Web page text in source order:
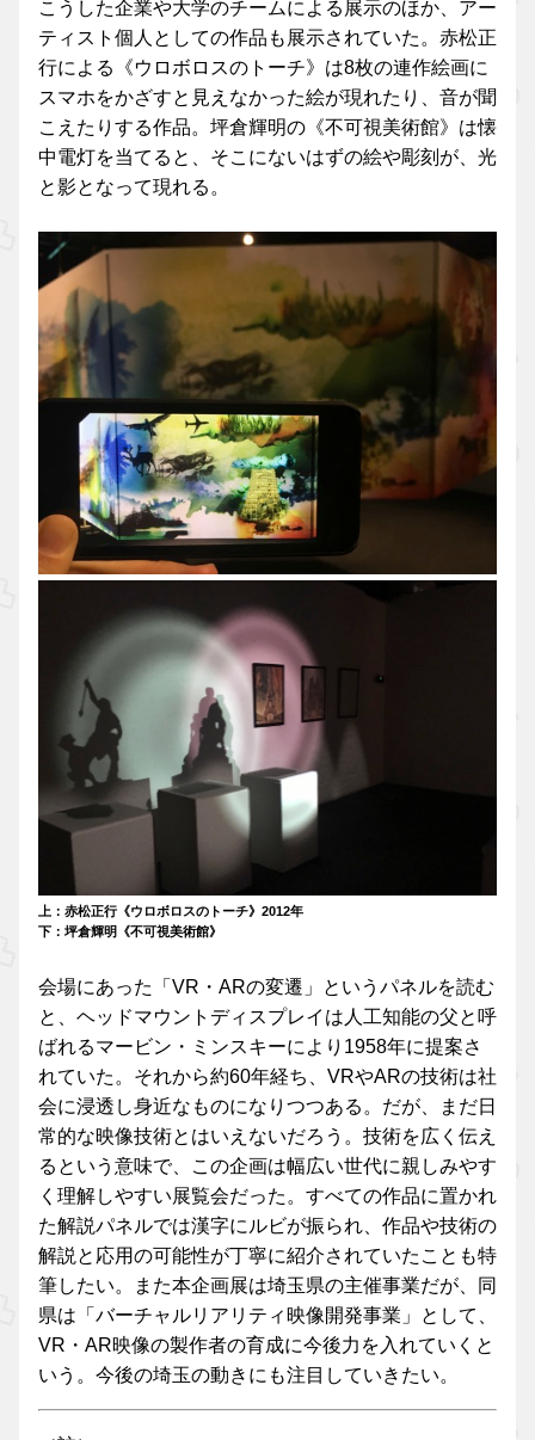
こうした企業や大学のチームによる展示のほか、アー
ティスト個人としての作品も展示されていた。赤松正
行による《ウロボロスのトーチ》は8枚の連作絵画に
スマホをかざすと見えなかった絵が現れたり、音が聞
こえたりする作品。坪倉輝明の《不可視美術館》は懐
中電灯を当てると、そこにないはずの絵や彫刻が、光
と影となって現れる。
上：赤松正行《ウロボロスのトーチ》2012年
下：坪倉輝明《不可視美術館》
会場にあった「VR・ARの変遷」というパネルを読む
と、ヘッドマウントディスプレイは人工知能の父と呼
ばれるマービン・ミンスキーにより1958年に提案さ
れていた。それから約60年経ち、VRやARの技術は社
会に浸透し身近なものになりつつある。だが、まだ日
常的な映像技術とはいえないだろう。技術を広く伝え
るという意味で、この企画は幅広い世代に親しみやす
く理解しやすい展覧会だった。すべての作品に置かれ
た解説パネルでは漢字にルビが振られ、作品や技術の
解説と応用の可能性が丁寧に紹介されていたことも特
筆したい。また本企画展は埼玉県の主催事業だが、同
県は「バーチャルリアリティ映像開発事業」として、
VR・AR映像の製作者の育成に今後力を入れていくと
いう。今後の埼玉の動きにも注目していきたい。